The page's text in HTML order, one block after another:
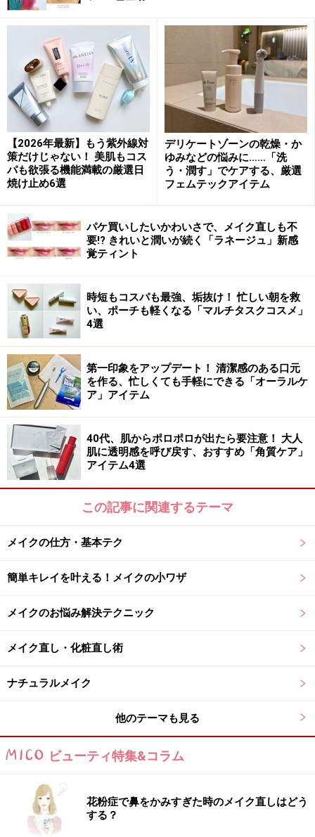
目の下～頬の高い部分は明るく、厚みもつける
ベースメイクは素肌感を出したナチュラルなベース作り
で、決して厚塗りにならないようにします。
ベースメイ
クのポイントは、目の下と笑うと高くなる頬の部分をを
明るくして、肌に厚みを出すと、表情がパッと明るくな
ります。
薄く重ねて塗ります。二度塗りするだけで、立体感も出
て顔が明るくなります。
コミュニケーションの基本が相手の目を見て話をするの
で、目元は気になってしまいます。目の下が明るいと、
瞳も輝いて見えるので、目の下のくすみは取っていきま
しょう。
写真は、目の下に明るいマットベージュのハイライトを
重ねています。
続いて、凛とした意思を見せる眉のメイク方法をお伝え
します。
2.眉はコンシーラーを使ってスッキリと見
せる
眉弓骨（びきゅうこつ）部分をあげてスッキリ見せるとでき
そうに見える
流行中の自眉を活かしたナチュラル眉もおしゃれで良い
人眉のほうが良いでしょう。
弓骨（びきゅうこつ）の部分に向かって眉を上げていき
きれいな高低差を出せない場合の裏ワザは、
と眉の境目にコンシーラーを塗ること。そうすること
で、コントラストもはっきりとして、きれいな眉のライ
【2026年最新】もう紫外線対
策だけじゃない！ 美肌もコス
パも欲張る機能満載の厳選日
焼け止め6選
デリケートゾーンの乾燥・か
ゆみなどの悩みに……「洗
う・潤す」でケアする、厳選
フェムテックアイテム
パケ買いしたいかわいさで、メイク直しも不
要!? きれいと潤いが続く「ラネージュ」新感
覚ティント
時短もコスパも最強、垢抜け！ 忙しい朝を救
い、ポーチも軽くなる「マルチタスクコスメ」
4選
第一印象をアップデート！ 清潔感のある口元
を作る、忙しくても手軽にできる「オーラルケ
ア」アイテム
40代、肌からポロポロが出たら要注意！ 大人
肌に透明感を呼び戻す、おすすめ「角質ケア」
アイテム4選
この記事に関連するテーマ
メイクの仕方・基本テク
簡単キレイを叶える！メイクの小ワザ
メイクのお悩み解決テクニック
メイク直し・化粧直し術
ナチュラルメイク
他のテーマも見る
ビューティ特集&コラム
花粉症で鼻をかみすぎた時のメイク直しはどう
する？